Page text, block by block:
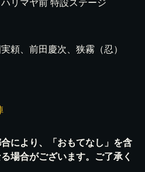
リマヤ前 特設ステージ
頼、前田慶次、狭霧（忍）
により、「おもてなし」を含
場合がございます。ご了承く